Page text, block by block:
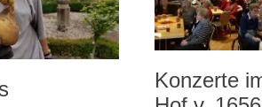
Konzerte